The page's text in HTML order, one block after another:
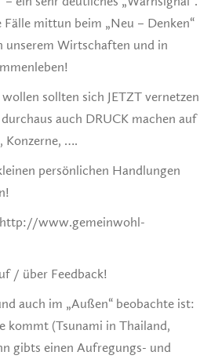
mittun beim „Neu – Denken“
unserem Wirtschaften und in
sollten sich JETZT vernetzen
auch DRUCK machen auf
Konzerne, ….
persönlichen Handlungen
www.gemeinwohl-
/ über Feedback!
auch im „Außen“ beobachte ist:
kommt (Tsunami in Thailand,
gibts einen Aufregungs- und